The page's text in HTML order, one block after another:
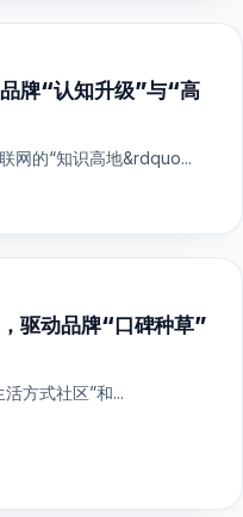
牌“认知升级”与“高
网的“知识高地&rdquo...
驱动品牌“口碑种草”
方式社区”和...